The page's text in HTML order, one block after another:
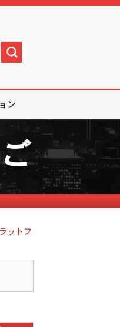
ン
ットフ